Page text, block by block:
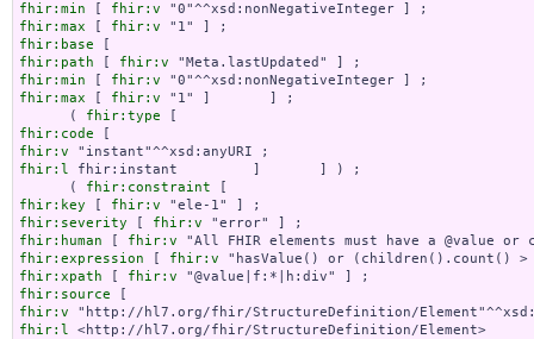
fhir:min [ fhir:v
fhir:max [ fhir:v
fhir:base
fhir:path [ fhir:v
fhir:min [ fhir:v
fhir:max [ fhir:v "1" ]       ] ;
      (
fhir:type
fhir:code
fhir:v
fhir:l fhir:instant         ]       ] ) ;
      (
fhir:constraint
fhir:key [ fhir:v
fhir:severity [ fhir:v
fhir:human [ fhir:v
fhir:expression [ fhir:v
fhir:xpath [ fhir:v
fhir:source
fhir:v
fhir:l